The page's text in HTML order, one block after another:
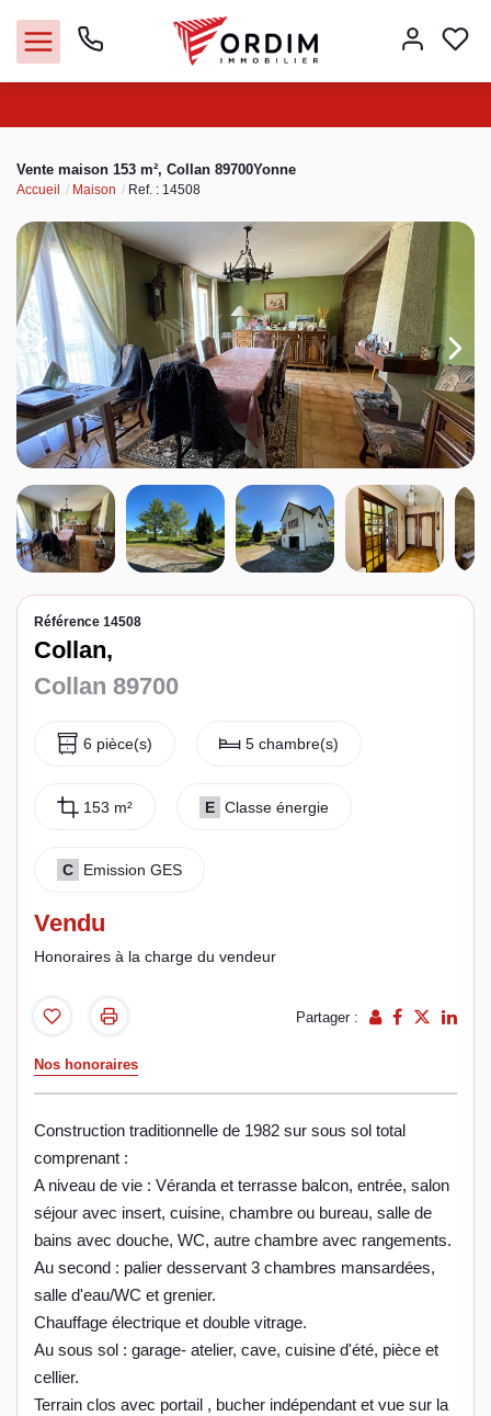
Acheter
Louer
Vendre
Immobilier pro
Faire gérer
Syndic
Espace client
Vente maison 153 m², Collan 89700Yonne
Accueil Maison Ref. : 14508
Référence 14508
Collan,
Collan 89700
6 pièce(s) 5 chambre(s)
153 m² E Classe énergie
C Emission GES
Vendu
Honoraires à la charge du vendeur
Partager :
Nos honoraires
Construction traditionnelle de 1982 sur sous sol total
comprenant :
A niveau de vie : Véranda et terrasse balcon, entrée, salon
séjour avec insert, cuisine, chambre ou bureau, salle de
bains avec douche, WC, autre chambre avec rangements.
Au second : palier desservant 3 chambres mansardées,
salle d'eau/WC et grenier.
Chauffage électrique et double vitrage.
Au sous sol : garage- atelier, cave, cuisine d'été, pièce et
cellier.
Terrain clos avec portail , bucher indépendant et vue sur la